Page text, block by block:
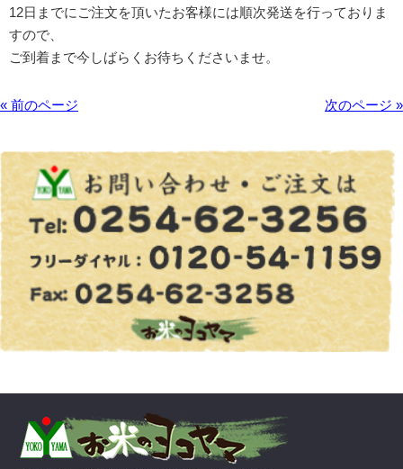
12日までにご注文を頂いたお客様には順次発送を行っておりま
すので、
ご到着まで今しばらくお待ちくださいませ。
« 前のページ 次のページ »